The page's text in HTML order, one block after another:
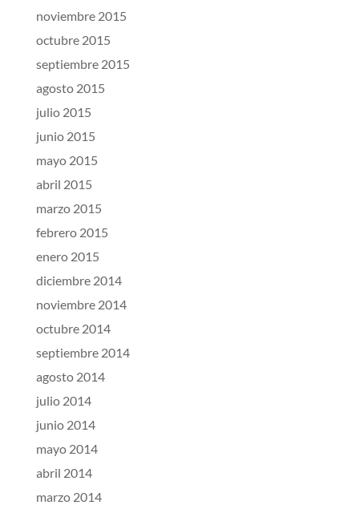
noviembre 2015
octubre 2015
septiembre 2015
agosto 2015
julio 2015
junio 2015
mayo 2015
abril 2015
marzo 2015
febrero 2015
enero 2015
diciembre 2014
noviembre 2014
octubre 2014
septiembre 2014
agosto 2014
julio 2014
junio 2014
mayo 2014
abril 2014
marzo 2014